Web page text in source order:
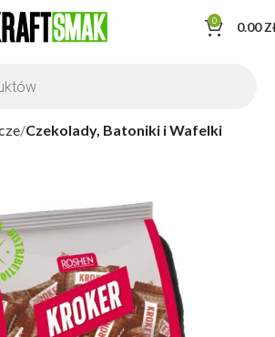
0 0.00
Czekolady, Batoniki i Wafelki